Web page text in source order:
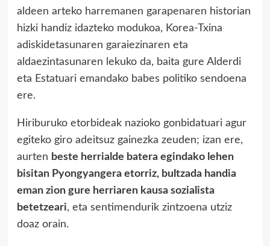
aldeen arteko harremanen garapenaren historian
hizki handiz idazteko modukoa, Korea-Txina
adiskidetasunaren garaiezinaren eta
aldaezintasunaren lekuko da, baita gure Alderdi
eta Estatuari emandako babes politiko sendoena
ere.
Hiriburuko etorbideak nazioko gonbidatuari agur
egiteko giro adeitsuz gainezka zeuden; izan ere,
aurten beste herrialde batera egindako lehen
bisitan Pyongyangera etorriz, bultzada handia
eman zion gure herriaren kausa sozialista
betetzeari, eta sentimendurik zintzoena utziz
doaz orain.